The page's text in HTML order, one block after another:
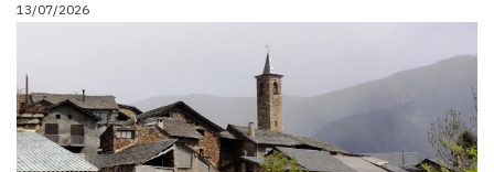
13/07/2026